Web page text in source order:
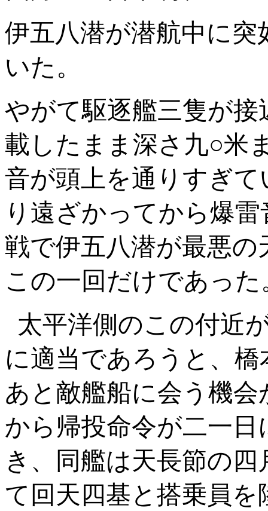
伊五八潜が潜航中に
いた。
やがて駆逐艦三隻が
載したまま深さ九○米
音が頭上を通りすぎ
り遠ざかってから爆
戦で伊五八潜が最悪
この一回だけであった
太平洋側のこの付近
に適当であろうと、
あと敵艦船に会う機
から帰投命令が二一
き、同艦は天長節の
て回天四基と搭乗員